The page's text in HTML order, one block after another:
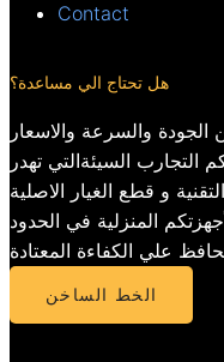
Contact
هل تحتاج الي مساعدة؟
والسرعة والاسعار
التجارب السيئةالتي تهدر
و قطع الغيار الاصلية
المنزلية في الحدود
علي الكفاءة المعتادة
الخط الساخن